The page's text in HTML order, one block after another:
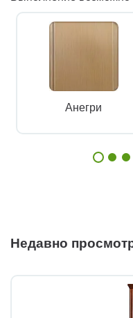
Анегри
Недавно